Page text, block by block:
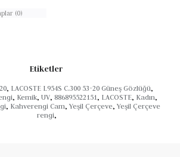
(0)
Etiketler
, LACOSTE L954S C.300 53-20 Güneş Gözlüğü,
, Kemik, UV, 886895522151, LACOSTE, Kadın,
, Kahverengi Cam, Yeşil Çerçeve, Yeşil Çerçeve
rengi,